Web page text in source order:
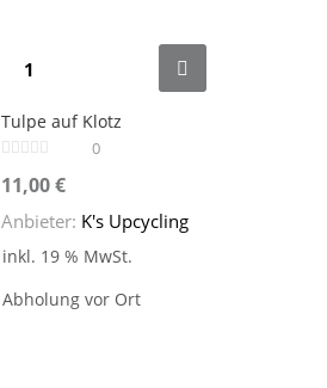
Tulpe auf Klotz
0
11,00€
Anbieter: K's Upcycling
inkl. 19 % MwSt.
Abholung vor Ort